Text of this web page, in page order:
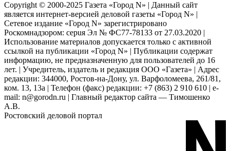
Copyright © 2000-2025 Газета «Город N» | Данный сайт
является интернет-версией деловой газеты «Город N» |
Сетевое издание «Город N» зарегистрировано
Роскомнадзором: серuя Эл № ФС77-78133 от 27.03.2020 |
Использование материалов допускается только с активной
ссылкой на публикации «Город N» | Публикации содержат
информацию, не предназначенную для пользователей до 16
лет. | Учредитель, издатель и редакция ООО «Газета» | Адрес
редакции: 344000, Ростов-на-Дону, ул. Варфоломеева, 261/81,
ком. 13, 13а | Телефон (факс) редакции: +7 (863) 2 910 610 | e-
mail: n@gorodn.ru | Главный редактор сайта — Тимошенко
А.В.
Ростовский деловой портал